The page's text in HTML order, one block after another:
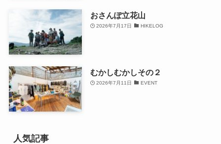
おさんぽ立花山
2026年7月17日 HIKELOG
むかしむかしその２
2026年7月11日 EVENT
人気記事